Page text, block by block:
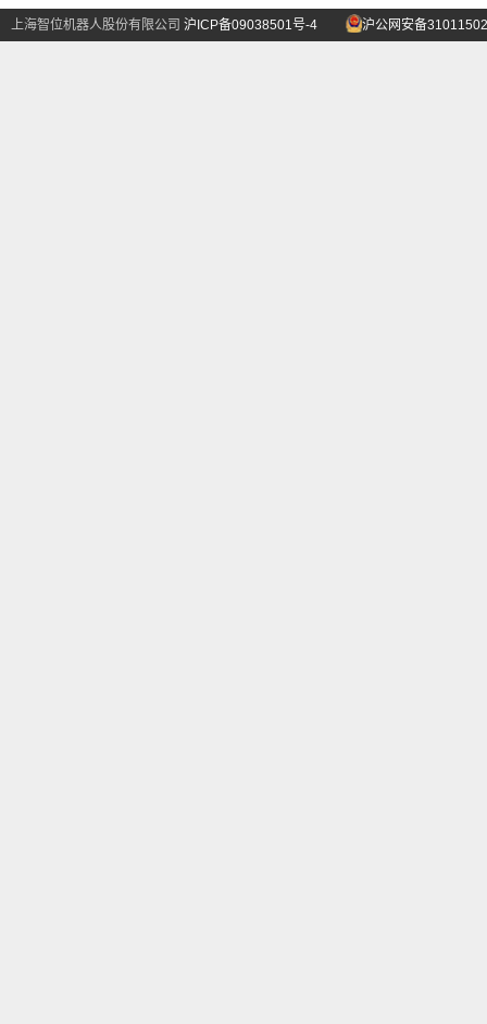
上海智位机器人股份有限公司 沪ICP备09038501号-4 沪公网安备